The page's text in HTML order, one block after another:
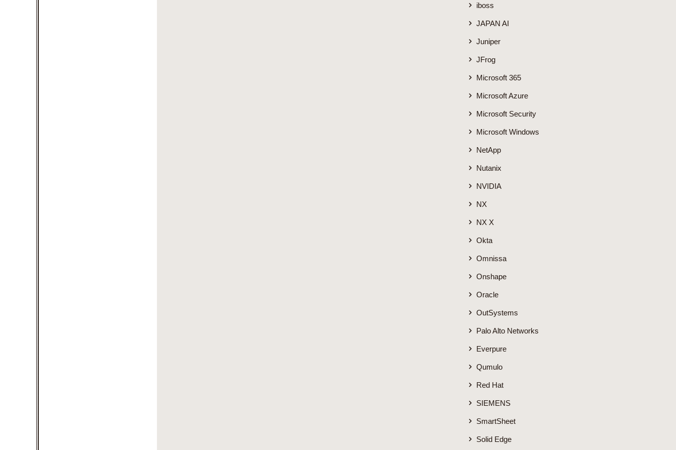
iboss
JAPAN AI
Juniper
JFrog
Microsoft 365
Microsoft Azure
Microsoft Security
Microsoft Windows
NetApp
Nutanix
NVIDIA
NX
NX X
Okta
Omnissa
Onshape
Oracle
OutSystems
Palo Alto Networks
Everpure
Qumulo
Red Hat
SIEMENS
SmartSheet
Solid Edge